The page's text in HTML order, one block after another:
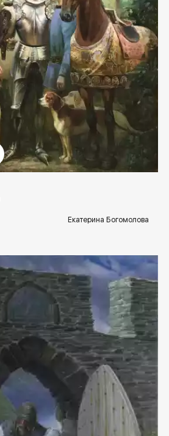
rakovgallery.ru
Екатерина Богомолова